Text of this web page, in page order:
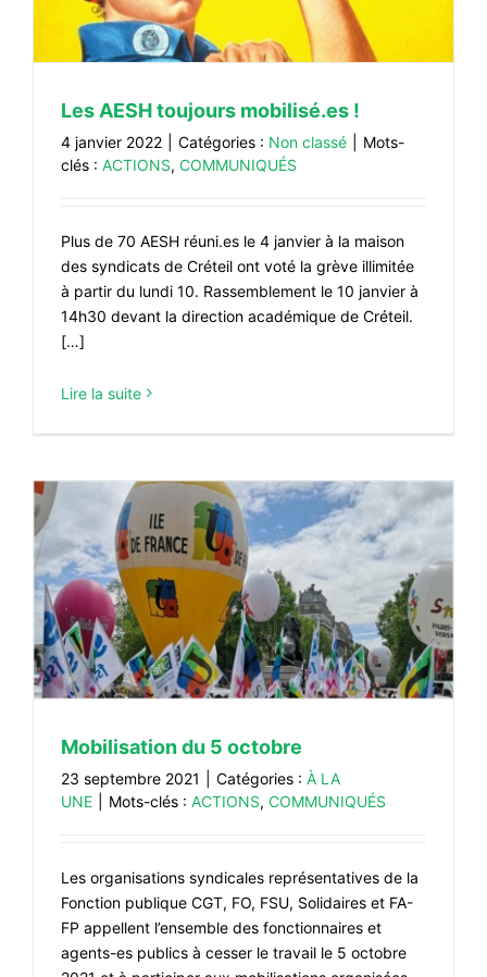
Les AESH toujours mobilisé.es !
4 janvier 2022 Catégories : Non classé
Mots-
clés : ACTIONS, COMMUNIQUÉS
Plus de 70 AESH réuni.es le 4 janvier à la maison
des syndicats de Créteil ont voté la grève illimitée
à partir du lundi 10. Rassemblement le 10 janvier à
14h30 devant la direction académique de Créteil.
[…]
Lire la suite
Mobilisation du 5 octobre
23 septembre 2021 Catégories : À LA
UNE
Mots-clés : ACTIONS, COMMUNIQUÉS
Les organisations syndicales représentatives de la
Fonction publique CGT, FO, FSU, Solidaires et FA-
FP appellent l’ensemble des fonctionnaires et
agents-es publics à cesser le travail le 5 octobre